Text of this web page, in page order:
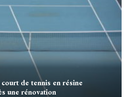
de tennis en résine
une rénovation